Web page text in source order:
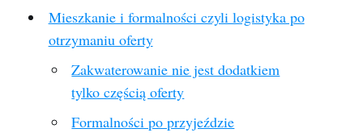
Mieszkanie i formalności czyli logistyka po
otrzymaniu oferty
Zakwaterowanie nie jest dodatkiem
tylko częścią oferty
Formalności po przyjeździe